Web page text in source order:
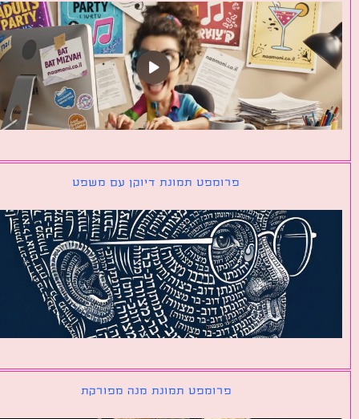
פרומפט תמונת דיוקן עם משפט
פרומפט תמונת מנה מפורקת